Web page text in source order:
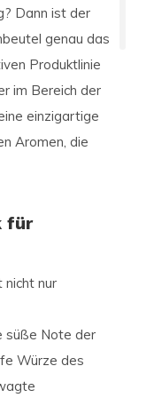
Dann ist der
genau das
Produktlinie
im Bereich der
einzigartige
Aromen, die
für
nicht nur
süße Note der
Würze des